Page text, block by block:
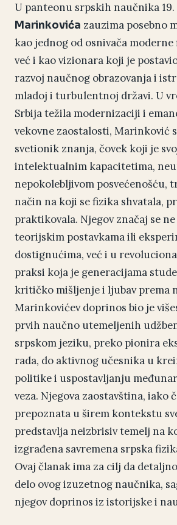
U panteonu srpskih naučnika 19.
Marinkovića zauzima posebno
kao jednog od osnivača
već i kao vizionara koji je
razvoj naučnog obrazovanja i
mladoj i turbulentnoj državi. U
Srbija težila modernizaciji i
vekovne zaostalosti, Marinković
svetionik znanja, čovek koji je
intelektualnim kapacitetima,
nepokolebljivom posvećenošću,
način na koji se fizika shvatala,
praktikovala. Njegov značaj se
teorijskim postavkama ili
dostignućima, već i u
praksi koja je generacijama
kritičko mišljenje i ljubav prema
Marinkovićev doprinos bio je
prvih naučno utemeljenih
srpskom jeziku, preko pionira
rada, do aktivnog učesnika u
politike i uspostavljanju
veza. Njegova zaostavština, iako
prepoznata u širem kontekstu
predstavlja neizbrisiv temelj na
izgrađena savremena srpska
Ovaj članak ima za cilj da
delo ovog izuzetnog naučnika,
njegov doprinos iz istorijske i